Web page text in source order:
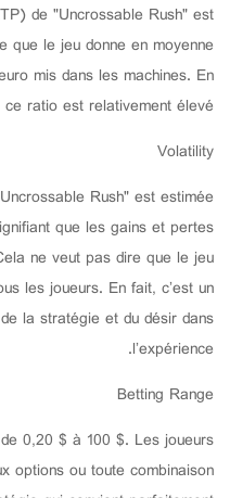
de "Uncrossable Rush" est
le jeu donne en moyenne
mis dans les machines. En
ratio est relativement élevé.
Volatility
Rush" est estimée
que les gains et pertes
ne veut pas dire que le jeu
les joueurs. En fait, c’est un
la stratégie et du désir dans
l’expérience.
Betting Range
0,20 $ à 100 $. Les joueurs
options ou toute combinaison